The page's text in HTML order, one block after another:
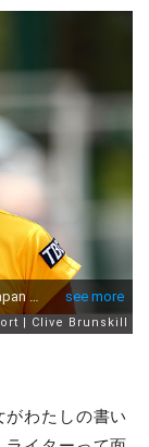
わたしの書い